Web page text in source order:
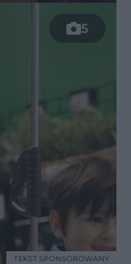
5
TEKST SPONSOROWANY